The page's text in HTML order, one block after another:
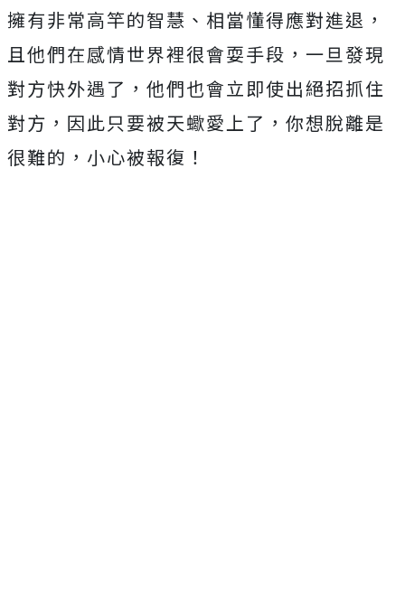
擁有非常高竿的智慧、相當懂得應對進退，
且他們在感情世界裡很會耍手段，一旦發現
對方快外遇了，他們也會立即使出絕招抓住
對方，因此只要被天蠍愛上了，你想脫離是
很難的，小心被報復！